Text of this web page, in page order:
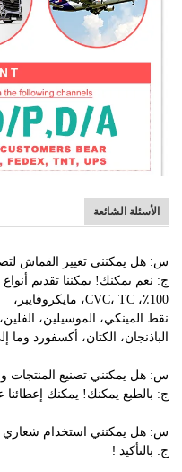
الأسئلة الشائعة
س: هل يمكنني تغيير القماش
ج: نعم يمكنك! يمكننا تقديم
100٪، CVC، TC، مايكروفايبر،
نقط المينكي، الموسيلين،
الباذنجان، الكتان، أكسفورد وما
س: هل يمكنني تصنيع المنتجات
ج: بالطبع يمكنك! يمكنك إعطائنا
س: هل يمكنني استخدام شعاري
ج: بالتأكيد !